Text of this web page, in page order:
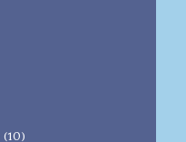
(10)